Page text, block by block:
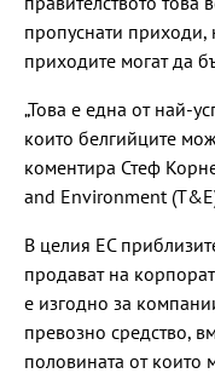
пропуснати приходи,
приходите могат да
„Това е една от най-
които белгийците
коментира Стеф
and Environment
В целия ЕС
продават на
е изгодно за
превозно средство,
половината от които